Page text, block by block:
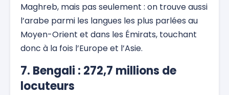
Maghreb, mais pas seulement : on trouve aussi
l’arabe parmi les langues les plus parlées au
Moyen-Orient et dans les Émirats, touchant
donc à la fois l’Europe et l’Asie.
7. Bengali : 272,7 millions de
locuteurs